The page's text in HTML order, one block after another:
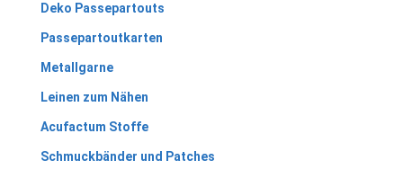
Deko Passepartouts
Passepartoutkarten
Metallgarne
Leinen zum Nähen
Acufactum Stoffe
Schmuckbänder und Patches